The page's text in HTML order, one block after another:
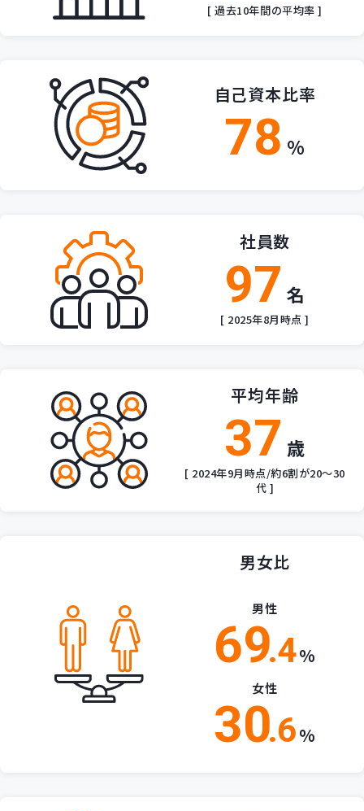
[ 過去10年間の平均率 ]
自己資本比率
78 %
社員数
97 名
[ 2025年8月時点 ]
平均年齢
37 歳
[ 2024年9月時点/約6割が20〜30
代 ]
男女比
男性
69.4 %
女性
30.6 %